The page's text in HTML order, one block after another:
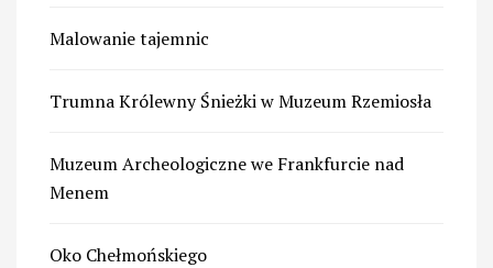
Malowanie tajemnic
Trumna Królewny Śnieżki w Muzeum Rzemiosła
Muzeum Archeologiczne we Frankfurcie nad
Menem
Oko Chełmońskiego